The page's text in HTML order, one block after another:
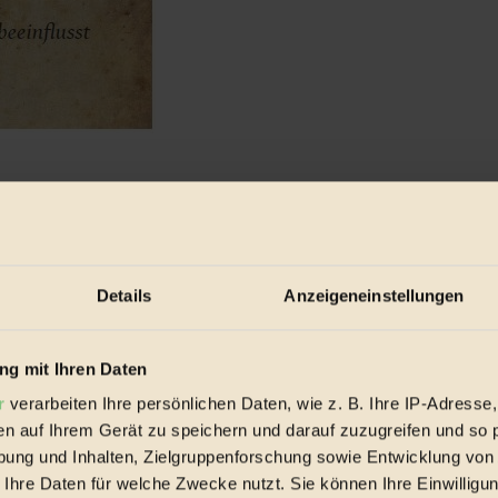
Details Anzeigeneinstellungen
mit Ihren Daten
verarbeiten Ihre persönlichen Daten, wie z. B. Ihre IP-
auf Ihrem Gerät zu speichern und darauf zuzugreifen und so
und Inhalten, Zielgruppenforschung sowie Entwicklung
Daten für welche Zwecke nutzt. Sie können Ihre
und gesellschaftlich nachhaltigen Lebensbedingungen auf
Post, findet das abgebildete Projekt auch gut und macht
schon Veränderungen bewirken: Unter dem Motto „Viel Projekt
ohne besonders großen finanziellen Aufwand. Diese
UNO-Aktionsplan benannten „Agenda 21“-Postkarten auch noch
1992 beschlossen – die Umsetzung der regionalen und
Aktionstage Nachhaltigkeit, die zwischen 27. Mai und 7. Juni
und dem Regionalmanagement Oberösterreich
. Dort
so funktioniert: